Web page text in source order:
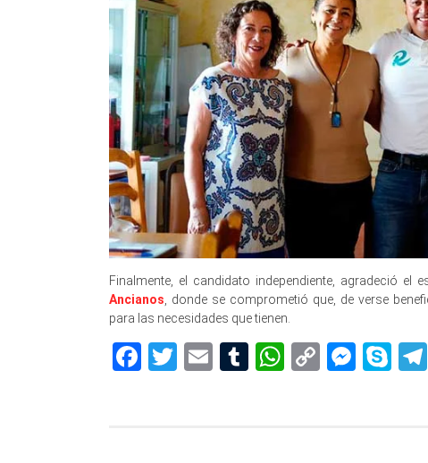
Finalmente, el candidato independiente, agradeció el
Ancianos , donde se comprometió que, de verse
para las necesidades que tienen.
Facebook
Twitter
EmailTumblr
WhatsApp
Copy